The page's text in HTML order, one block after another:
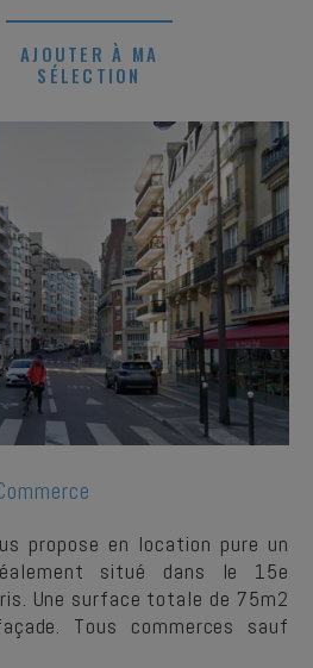
AJOUTER À MA
SÉLECTION
propose en location pure un
situé dans le 15e
Une surface totale de 75m2
Tous commerces sauf